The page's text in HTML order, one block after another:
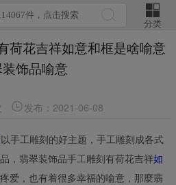
分类
荷花吉祥如意和框是啥喻意
饰品喻意
发布：2021-06-08
手工雕刻的好主题，手工雕刻成各式
，翡翠装饰品手工雕刻有荷花吉祥如
爱，也有着很多幸福的喻意，那麼翡